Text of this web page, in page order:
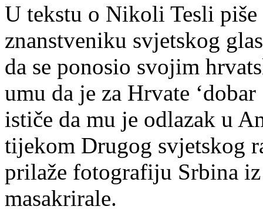
U tekstu o Nikoli Tesli
znanstveniku svjetskog
da se ponosio svojim
umu da je za Hrvate
ističe da mu je odlazak u
tijekom Drugog svjetskog
prilaže fotografiju Srbina iz
masakrirale.